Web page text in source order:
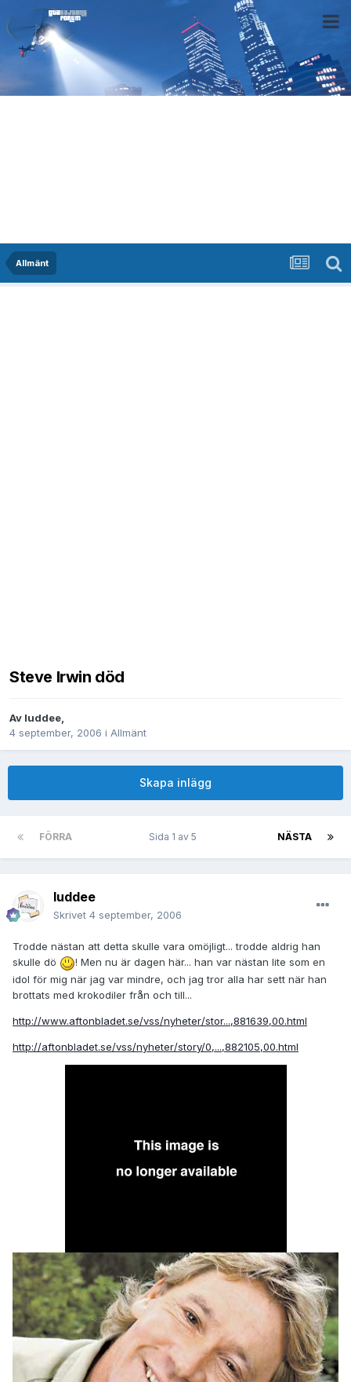
Allmänt
Steve Irwin död
Av luddee,
4 september, 2006 i Allmänt
Skapa inlägg
FÖRRA NÄSTA
Sida 1 av 5
luddee
Skrivet 4 september, 2006
Trodde nästan att detta skulle vara omöjligt... trodde aldrig han
skulle dö
! Men nu är dagen här... han var nästan lite som en
idol för mig när jag var mindre, och jag tror alla har sett när han
brottats med krokodiler från och till...
http://www.aftonbladet.se/vss/nyheter/stor...,881639,00.html
http://aftonbladet.se/vss/nyheter/story/0,...,882105,00.html